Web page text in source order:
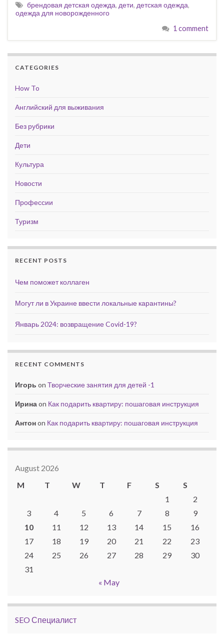
брендовая детская одежда, дети, детская одежда,
одежда для новорожденного
1 comment
CATEGORIES
How To
Английский для выживания
Без рубрики
Дети
Культура
Новости
Профессии
Туризм
RECENT POSTS
Чем поможет коллаген
Могут ли в Украине ввести локальные карантины?
Январь 2024: возвращение Covid-19?
RECENT COMMENTS
Игорь on Творческие занятия для детей -1
Иринаon Как подарить квартиру: пошаговая инструкция
Антонon Как подарить квартиру: пошаговая инструкция
August 2026
M
T W T F S
S
1
2
3
4 5 6 7 8
9
10
11 12 13 14 15
16
17
18 19 20 21 22
23
24
25 26 27 28 29
30
31
« May
SEO Специалист